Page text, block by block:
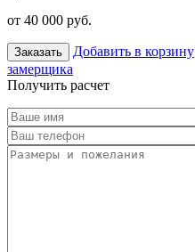
от 40 000 руб.
Заказать Добавить в корзину
замерщика
Получить расчет